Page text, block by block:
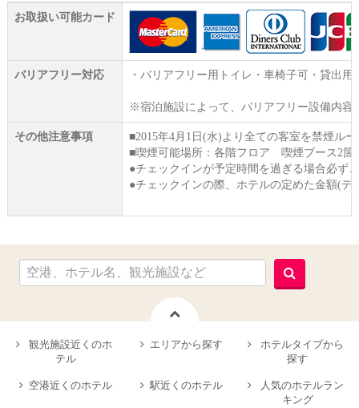
お取扱い可能カード
バリアフリー対応 ・バリアフリー用トイレ・車椅子可・貸出
※宿泊施設によって、バリアフリー設備内容
その他注意事項
■2015年4月1日(水)より全ての客室を禁煙ル
■喫煙可能場所：各階フロア 喫煙ブース2
●チェックインが予定時間を過ぎる場合必ず
●チェックインの際、ホテルの定めた金額(
観光施設近くのホ
テル
エリアから探す
ホテルタイプから
探す
空港近くのホテル 駅近くのホテル
人気のホテルラン
キング